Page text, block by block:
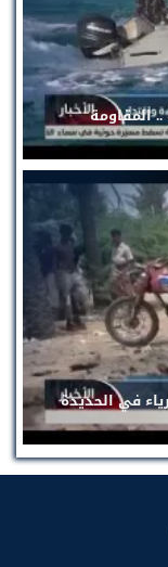
المقاومة
في الحديدة